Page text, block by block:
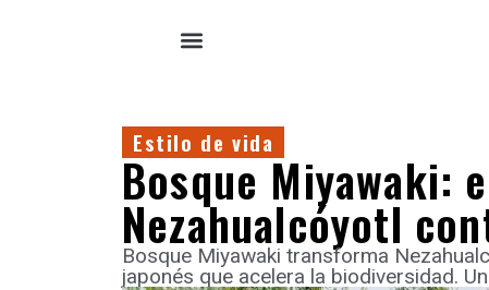
Estilo de vida
Bosque Miyawaki:
Nezahualcóyotl
Bosque Miyawaki transforma
japonés que acelera la biodiversidad.